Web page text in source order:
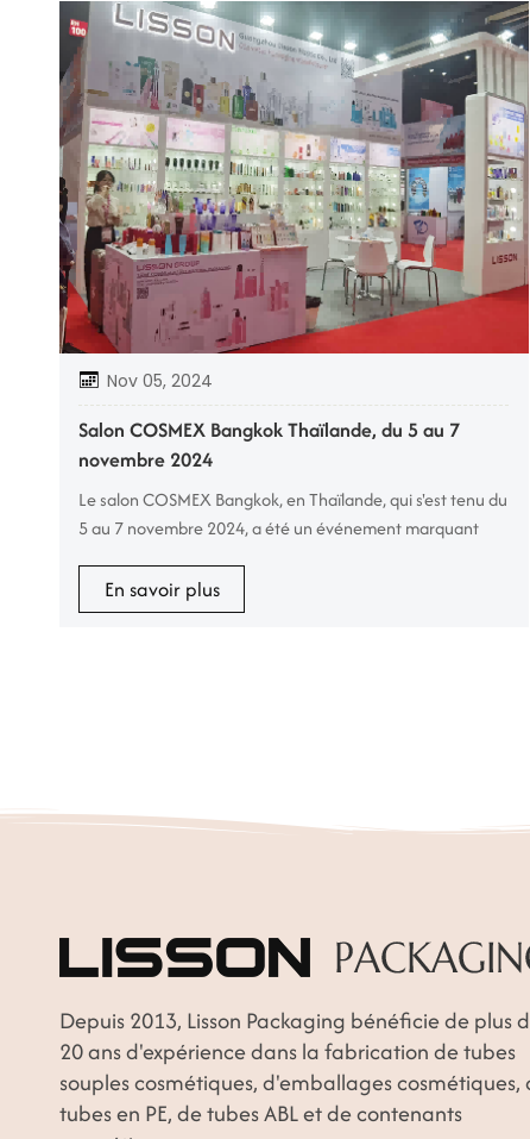
innovateurs et les créateurs de tendances du secteur se
réuniront au ...
Nov 05, 2024
Salon COSMEX Bangkok Thaïlande, du 5 au 7
novembre 2024
Le salon COSMEX Bangkok, en Thaïlande, qui s'est tenu du
5 au 7 novembre 2024, a été un événement marquant
et les solutions d'emballage cosmétique, nous y avons
présenté notre gamme de produits recyclables. Matériaux
En savoir plus
Depuis 2013, Lisson Packaging bénéficie de plus
20 ans d'expérience dans la fabrication de tubes
souples cosmétiques, d'emballages cosmétiques,
tubes en PE, de tubes ABL et de contenants